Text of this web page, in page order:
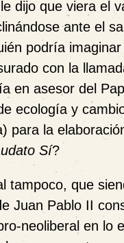
dijo que viera el
ante el
podría
con la
en asesor del
ecología y
para la
Sí?
tampoco, que
Juan Pablo II
neoliberal en lo